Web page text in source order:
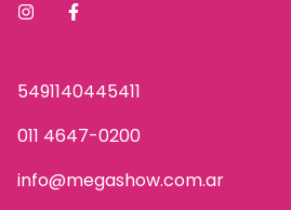
5491140445411
011 4647-0200
info@megashow.com.ar